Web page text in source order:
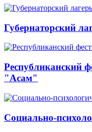
Губернаторский
Республиканский
"Асам"
Социально-